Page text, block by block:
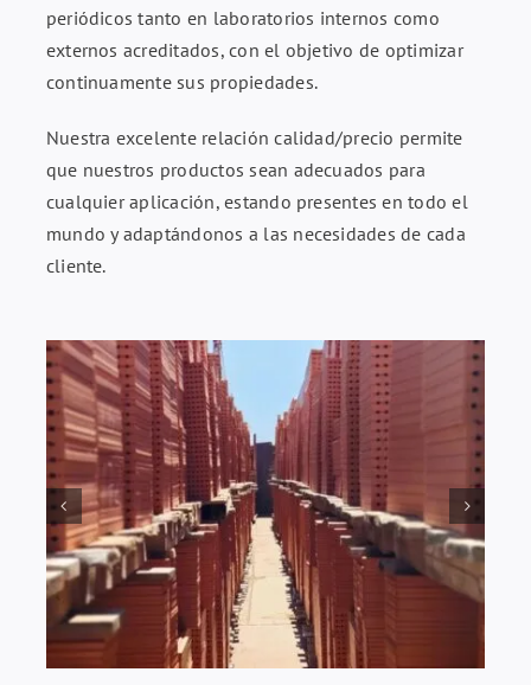
periódicos tanto en laboratorios internos como
externos acreditados, con el objetivo de optimizar
continuamente sus propiedades.
Nuestra excelente relación calidad/precio permite
que nuestros productos sean adecuados para
cualquier aplicación, estando presentes en todo el
mundo y adaptándonos a las necesidades de cada
cliente.